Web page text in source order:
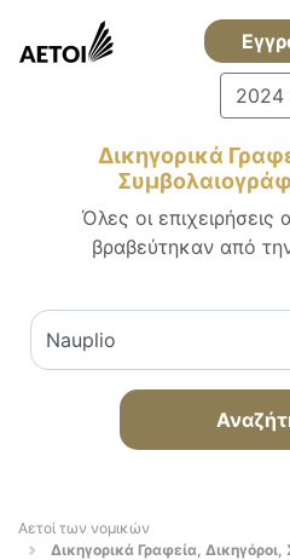
2024
Δικηγορικά
Όλες οι
βραβεύτηκαν από
Αετοί των νομικών
Δικηγορικά Γραφεία,